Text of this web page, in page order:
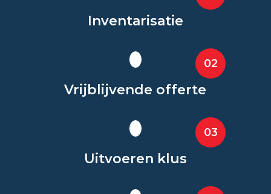
Inventarisatie
02
Vrijblijvende offerte
03
Uitvoeren klus